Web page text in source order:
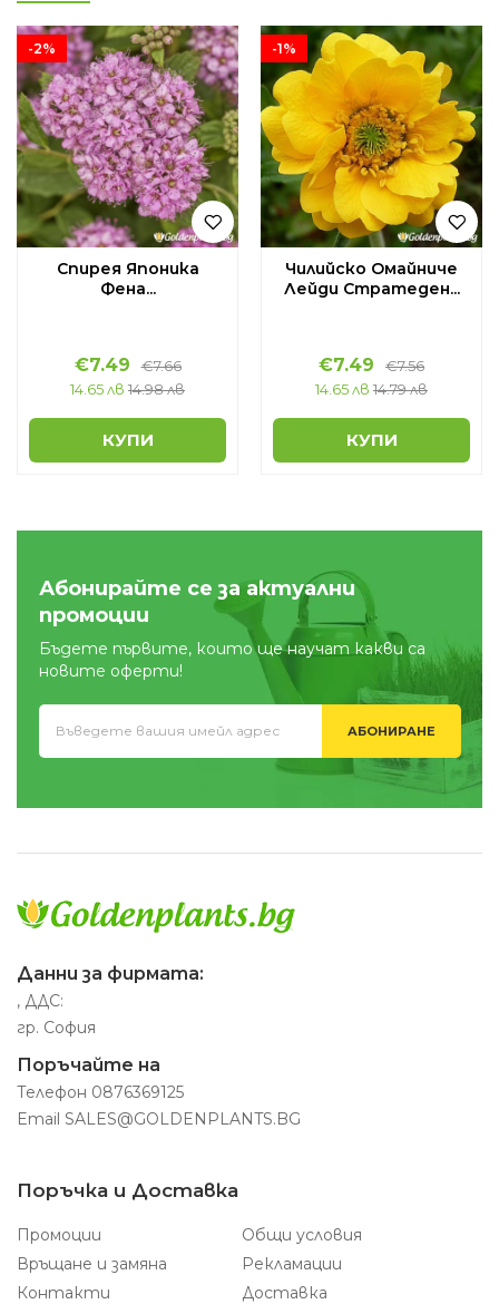
-2%
Спирея Японика
Фена...
€7.49 €7.66
14.65 лв 14.98 лв
КУПИ
-1%
Чилийско Омайниче
Лейди Стратеден...
€7.49 €7.56
14.65 лв 14.79 лв
КУПИ
Абонирайте се за актуални
промоции
Бъдете първите, които ще научат какви са
новите оферти!
АБОНИРАНЕ
Данни за фирмата:
, ДДС:
гр. София
Поръчайте на
Телефон 0876369125
Email SALES@GOLDENPLANTS.BG
Поръчка и Доставка
Промоции
Общи условия
Връщане и замяна
Рекламации
Контакти
Доставка